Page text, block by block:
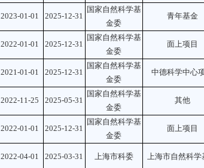
2023-01-01 2025-12-31
国家自然科学基
金委
青年基金
2022-01-01 2025-12-31
国家自然科学基
金委
面上项目
2021-01-01 2025-12-31
国家自然科学基
金委
中德科学中心
2022-11-25 2025-05-31
国家自然科学基
金委
其他
2022-01-01 2025-12-31
国家自然科学基
金委
面上项目
2022-04-01 2025-03-31 上海市科委 上海市自然科学